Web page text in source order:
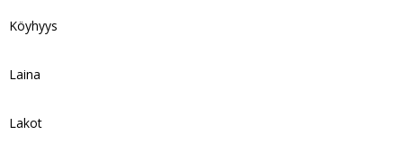
Köyhyys
Laina
Lakot